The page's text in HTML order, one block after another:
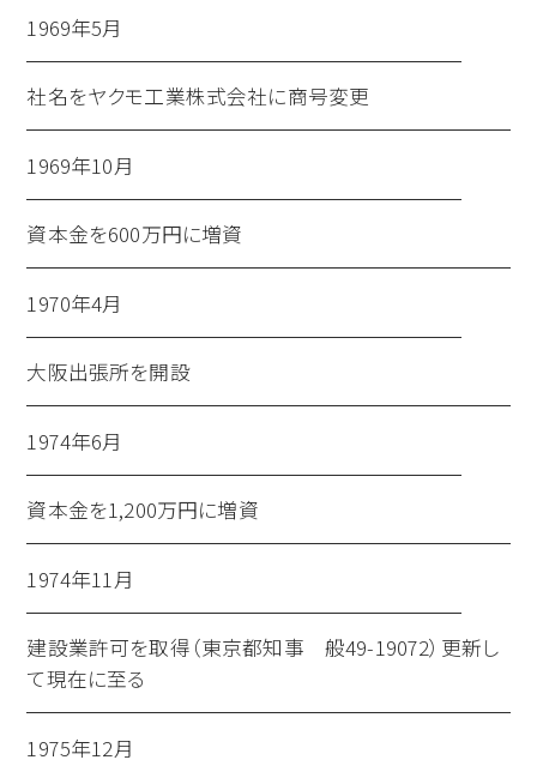
1969年5月
社名をヤクモ工業株式会社に商号変更
1969年10月
資本金を600万円に増資
1970年4月
大阪出張所を開設
1974年6月
資本金を1,200万円に増資
1974年11月
建設業許可を取得（東京都知事 般49-19072）更新し
て現在に至る
1975年12月